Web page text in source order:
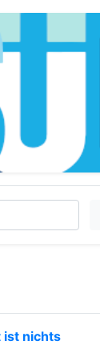
ist nichts